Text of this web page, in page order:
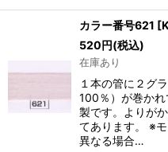
カラー番号621 [
520円(税込)
在庫あり
１本の管に２グ
100％）が巻か
製です。よりが
てあります。 ※
異なる場合…